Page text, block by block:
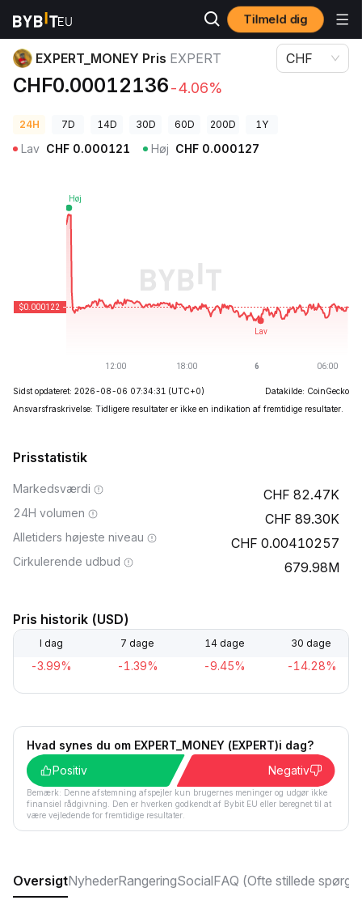
Tilmeld dig
Kryptopriser EXPERT_MONEY Pris EXPERT
EXPERT_MONEY Pris EXPERT
CHF0.00012136-4.06%
CHF
24H 7D 14D 30D 60D 200D 1Y
Lav CHF 0.000121 Høj CHF 0.000127
Sidst opdateret: 2026-08-06 07:34:31 (UTC+0)
Datakilde: CoinGecko
Ansvarsfraskrivelse: Tidligere resultater er ikke en indikation af fremtidige resultater.
Prisstatistik
Markedsværdi 82.47K
24H volumen 89.30K
Alletiders højeste niveau 0.00410257
Cirkulerende udbud 679.98M
Pris historik (USD)
I dag 7 dage 14 dage 30 dage
-3.99% -1.39% -9.45% -14.28%
Hvad synes du om EXPERT_MONEY (EXPERT)i dag?
Positiv
Negativ
Bemærk: Denne afstemning afspejler kun brugernes meninger og udgør ikke
finansiel rådgivning. Den er hverken godkendt af Bybit EU eller beregnet til at
være vejledende for fremtidige resultater.
OversigtNyhederRangeringSocialFAQ (Ofte stillede